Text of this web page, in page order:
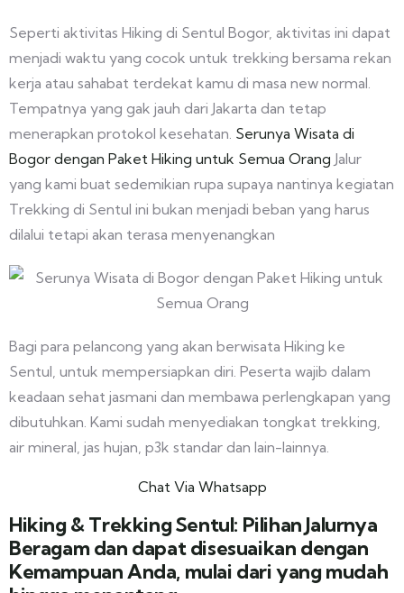
Seperti aktivitas Hiking di Sentul Bogor, aktivitas ini dapat
menjadi waktu yang cocok untuk trekking bersama rekan
kerja atau sahabat terdekat kamu di masa new normal.
Tempatnya yang gak jauh dari Jakarta dan tetap
menerapkan protokol kesehatan. Serunya Wisata di
Bogor dengan Paket Hiking untuk Semua Orang Jalur
yang kami buat sedemikian rupa supaya nantinya kegiatan
Trekking di Sentul ini bukan menjadi beban yang harus
dilalui tetapi akan terasa menyenangkan
Bagi para pelancong yang akan berwisata Hiking ke
Sentul, untuk mempersiapkan diri. Peserta wajib dalam
keadaan sehat jasmani dan membawa perlengkapan yang
dibutuhkan. Kami sudah menyediakan tongkat trekking,
air mineral, jas hujan, p3k standar dan lain-lainnya.
Chat Via Whatsapp
Hiking & Trekking Sentul: Pilihan Jalurnya
Beragam dan dapat disesuaikan dengan
Kemampuan Anda, mulai dari yang mudah